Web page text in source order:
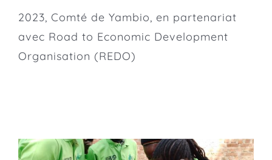
2023, Comté de Yambio, en partenariat
avec Road to Economic Development
Organisation (REDO)